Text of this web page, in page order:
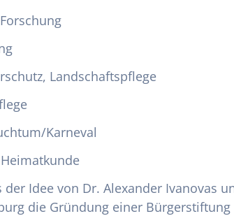
Landschaftspflege
Karneval
der Idee von Dr. Alexander Ivanovas
die Gründung einer